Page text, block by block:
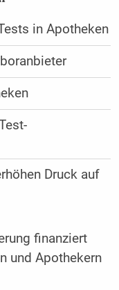
in Apotheken
Druck auf
finanziert
und Apothekern